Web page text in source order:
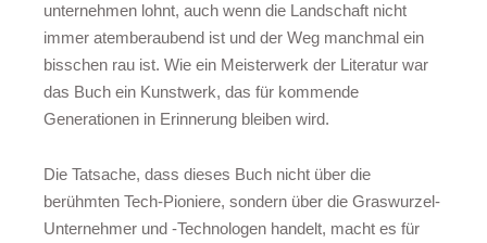
unternehmen lohnt, auch wenn die Landschaft nicht
immer atemberaubend ist und der Weg manchmal ein
bisschen rau ist. Wie ein Meisterwerk der Literatur war
das Buch ein Kunstwerk, das für kommende
Generationen in Erinnerung bleiben wird.
Die Tatsache, dass dieses Buch nicht über die
berühmten Tech-Pioniere, sondern über die Graswurzel-
Unternehmer und -Technologen handelt, macht es für